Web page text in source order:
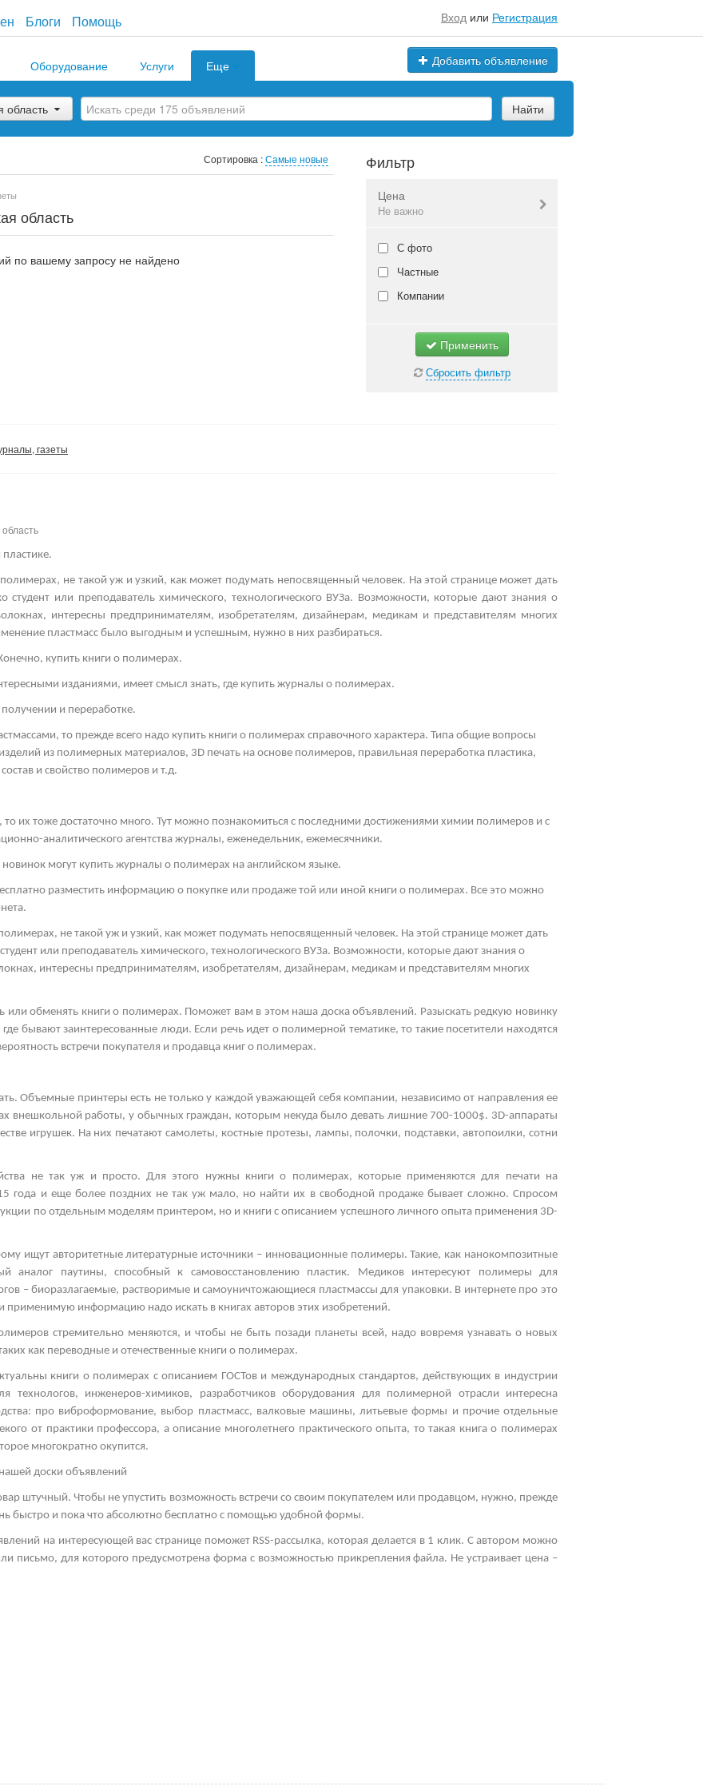
Блоги Помощь Вход или Регистрация
Добавить объявление
Оборудование Услуги Еще
область Найти
Сортировка :Самые новые
область
по вашему запросу не найдено
Фильтр
Цена
Не важно
Валюта:руб.
С фото
Частные
Компании
Применить
Сбросить фильтр
газеты
не такой уж и узкий, как может подумать непосвященный человек. На этой странице может дать
или преподаватель химического, технологического ВУЗа. Возможности, которые дают знания о
интересны предпринимателям, изобретателям, дизайнерам, медикам и представителям многих
пластмасс было выгодным и успешным, нужно в них разбираться.
купить книги о полимерах.
изданиями, имеет смысл знать, где купить журналы о полимерах.
и переработке.
то прежде всего надо купить книги о полимерах справочного характера. Типа общие вопросы
из полимерных материалов, 3D печать на основе полимеров, правильная переработка пластика,
и свойство полимеров и т.д.
их тоже достаточно много. Тут можно познакомиться с последними достижениями химии полимеров и с
аналитического агентства журналы, еженедельник, ежемесячники.
могут купить журналы о полимерах на английском языке.
разместить информацию о покупке или продаже той или иной книги о полимерах. Все это можно
не такой уж и узкий, как может подумать непосвященный человек. На этой странице может дать
или преподаватель химического, технологического ВУЗа. Возможности, которые дают знания о
интересны предпринимателям, изобретателям, дизайнерам, медикам и представителям многих
или обменять книги о полимерах. Поможет вам в этом наша доска объявлений. Разыскать редкую новинку
бывают заинтересованные люди. Если речь идет о полимерной тематике, то такие посетители находятся
встречи покупателя и продавца книг о полимерах.
Объемные принтеры есть не только у каждой уважающей себя компании, независимо от направления ее
внешкольной работы, у обычных граждан, которым некуда было девать лишние 700-1000$. 3D-аппараты
игрушек. На них печатают самолеты, костные протезы, лампы, полочки, подставки, автопоилки, сотни
не так уж и просто. Для этого нужны книги о полимерах, которые применяются для печати на
года и еще более поздних не так уж мало, но найти их в свободной продаже бывает сложно. Спросом
по отдельным моделям принтером, но и книги с описанием успешного личного опыта применения 3D-
ищут авторитетные литературные источники – инновационные полимеры. Такие, как нанокомпозитные
аналог паутины, способный к самовосстановлению пластик. Медиков интересуют полимеры для
– биоразлагаемые, растворимые и самоуничтожающиеся пластмассы для упаковки. В интернете про это
применимую информацию надо искать в книгах авторов этих изобретений.
стремительно меняются, и чтобы не быть позади планеты всей, надо вовремя узнавать о новых
как переводные и отечественные книги о полимерах.
книги о полимерах с описанием ГОСТов и международных стандартов, действующих в индустрии
технологов, инженеров-химиков, разработчиков оборудования для полимерной отрасли интересна
про виброформование, выбор пластмасс, валковые машины, литьевые формы и прочие отдельные
от практики профессора, а описание многолетнего практического опыта, то такая книга о полимерах
многократно окупится.
доски объявлений
штучный. Чтобы не упустить возможность встречи со своим покупателем или продавцом, нужно, прежде
быстро и пока что абсолютно бесплатно с помощью удобной формы.
на интересующей вас странице поможет RSS-рассылка, которая делается в 1 клик. С автором можно
или письмо, для которого предусмотрена форма с возможностью прикрепления файла. Не устраивает цена –